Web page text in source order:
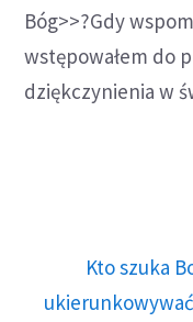
Bóg>>?Gdy
wstępowałem do
dziękczynienia w
Kto szuka